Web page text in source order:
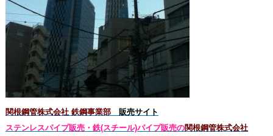
関根鋼管株式会社 鉄鋼事業部 販売サイト
ステンレスパイプ販売・鉄(スチール)パイプ販売の関根鋼管株式会社